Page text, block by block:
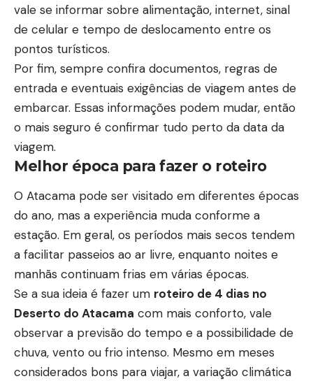
vale se informar sobre alimentação, internet, sinal
de celular e tempo de deslocamento entre os
pontos turísticos.
Por fim, sempre confira documentos, regras de
entrada e eventuais exigências de viagem antes de
embarcar. Essas informações podem mudar, então
o mais seguro é confirmar tudo perto da data da
viagem.
Melhor época para fazer o roteiro
O Atacama pode ser visitado em diferentes épocas
do ano, mas a experiência muda conforme a
estação. Em geral, os períodos mais secos tendem
a facilitar passeios ao ar livre, enquanto noites e
manhãs continuam frias em várias épocas.
Se a sua ideia é fazer um roteiro de 4 dias no
Deserto do Atacama com mais conforto, vale
observar a previsão do tempo e a possibilidade de
chuva, vento ou frio intenso. Mesmo em meses
considerados bons para viajar, a variação climática